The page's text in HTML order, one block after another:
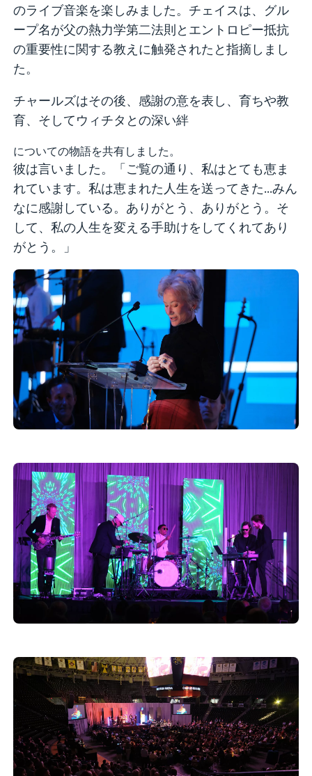
のライブ音楽を楽しみました。チェイスは、グル
ープ名が父の熱力学第二法則とエントロピー抵抗
の重要性に関する教えに触発されたと指摘しまし
た。
チャールズはその後、感謝の意を表し、育ちや教
育、そしてウィチタとの深い絆
についての物語を共有しました。
彼は言いました。「ご覧の通り、私はとても恵ま
れています。私は恵まれた人生を送ってきた...みん
なに感謝している。ありがとう、ありがとう。そ
して、私の人生を変える手助けをしてくれてあり
がとう。」